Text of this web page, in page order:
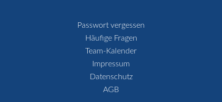
Passwort vergessen
Häufige Fragen
Team-Kalender
Impressum
Datenschutz
AGB